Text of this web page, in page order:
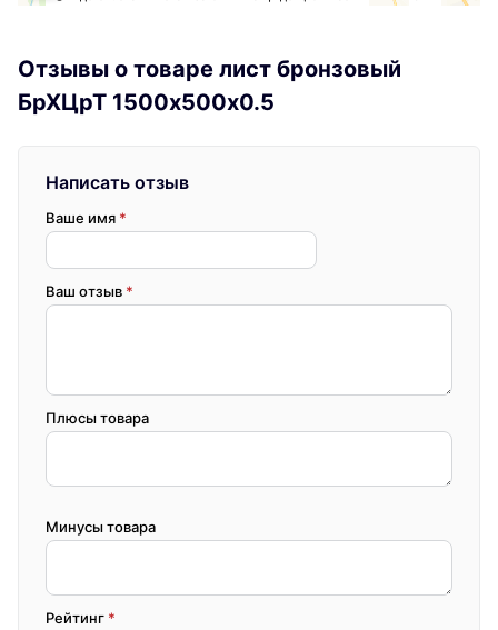
Отзывы о товаре лист бронзовый
БрХЦрТ 1500х500х0.5
Написать отзыв
Ваше имя *
Ваш отзыв *
Плюсы товара
Минусы товара
Рейтинг *